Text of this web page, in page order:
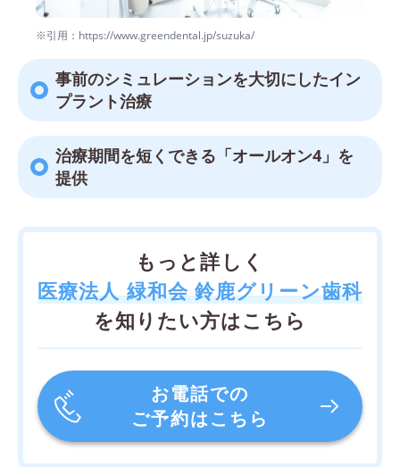
※引用：https://www.greendental.jp/suzuka/
事前のシミュレーションを大切にしたイン
プラント治療
治療期間を短くできる「オールオン4」を
提供
もっと詳しく
医療法人 緑和会 鈴鹿グリーン歯科
を知りたい方はこちら
お電話での
ご予約はこちら